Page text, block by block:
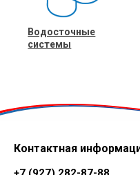
Водосточные
системы
Контактная